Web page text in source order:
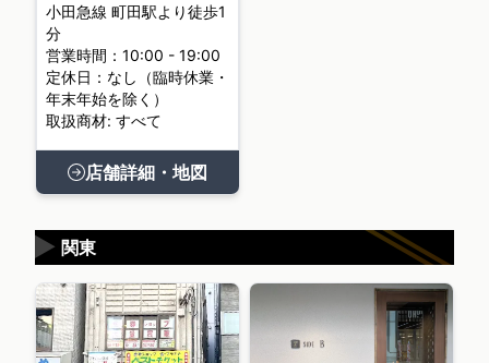
小田急線 町田駅より徒歩1
分
営業時間：10:00 - 19:00
定休日：なし（臨時休業・
年末年始を除く）
取扱商材: すべて
店舗詳細・地図
関東
▶